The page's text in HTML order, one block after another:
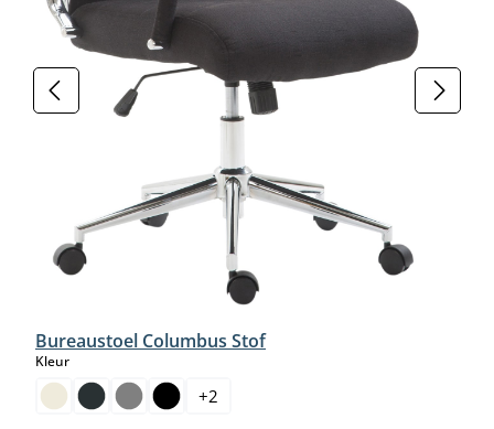
Bureaustoel Columbus Stof
Kleurselect
+2